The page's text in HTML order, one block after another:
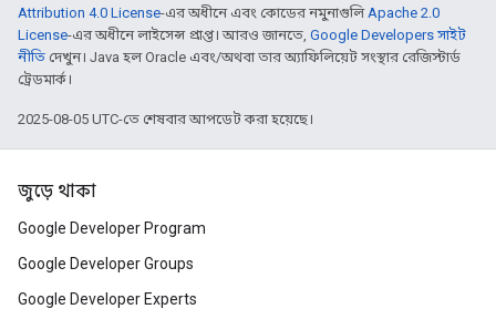
Attribution 4.0 License-এর অধীনে এবং কোডের নমুনাগুলিApache 2.0
License-এর অধীনে লাইসেন্স প্রাপ্ত। আরও জানতে, Google Developers সাইট
নীতি দেখুন। Java হল Oracle এবং/অথবা তার অ্যাফিলিয়েট সংস্থার রেজিস্টার্ড
ট্রেডমার্ক।
2025-08-05 UTC-তে শেষবার আপডেট করা হয়েছে।
জুড়ে থাকা
Google Developer Program
Google Developer Groups
Google Developer Experts